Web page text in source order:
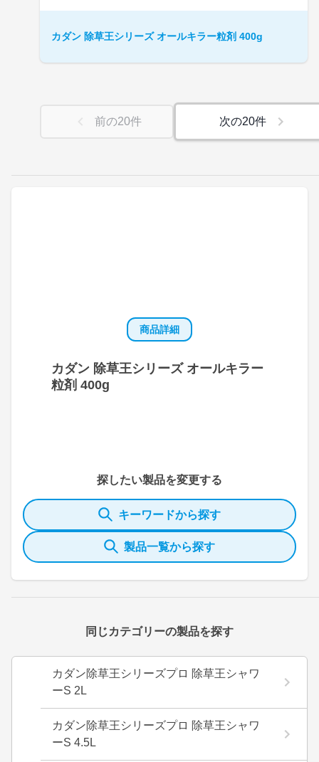
商品詳細
カダン 除草王シリーズ オールキラー
粒剤 400g
探したい製品を変更する
キーワードから探す
製品一覧から探す
同じカテゴリーの製品を探す
カダン除草王シリーズプロ 除草王シャワ
ーS 2L
カダン除草王シリーズプロ 除草王シャワ
ーS 4.5L
カダン 除草王シリーズ オールキラー粒剤 400g
前の20件 次の20件